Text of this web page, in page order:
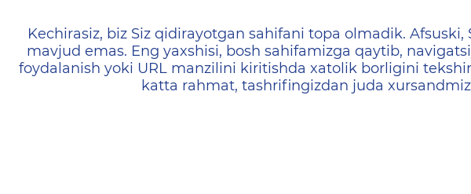
404 — Страница не найдена
Kechirasiz, biz Siz qidirayotgan sahifani topa olmadik. Afsuski,
mavjud emas. Eng yaxshisi, bosh sahifamizga qaytib,
foydalanish yoki URL manzilini kiritishda xatolik borligini
katta rahmat, tashrifingizdan juda